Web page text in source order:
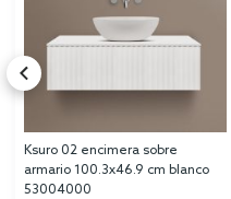
Ksuro 02 encimera sobre
armario 100.3x46.9 cm blanco
53004000